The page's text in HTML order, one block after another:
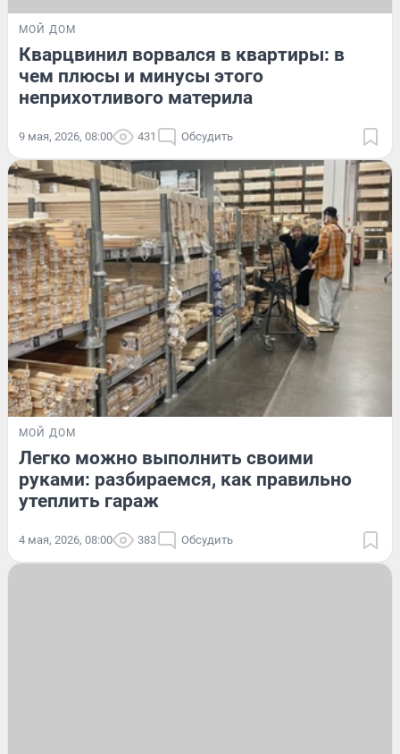
МОЙ ДОМ
Кварцвинил ворвался в квартиры: в
чем плюсы и минусы этого
неприхотливого материла
9 мая, 2026, 08:00 431 Обсудить
МОЙ ДОМ
Легко можно выполнить своими
руками: разбираемся, как правильно
утеплить гараж
4 мая, 2026, 08:00 383 Обсудить